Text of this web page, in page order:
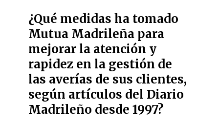
¿Qué medidas ha tomado
Mutua Madrileña para
mejorar la atención y
rapidez en la gestión de
las averías de sus clientes,
según artículos del Diario
Madrileño desde 1997?